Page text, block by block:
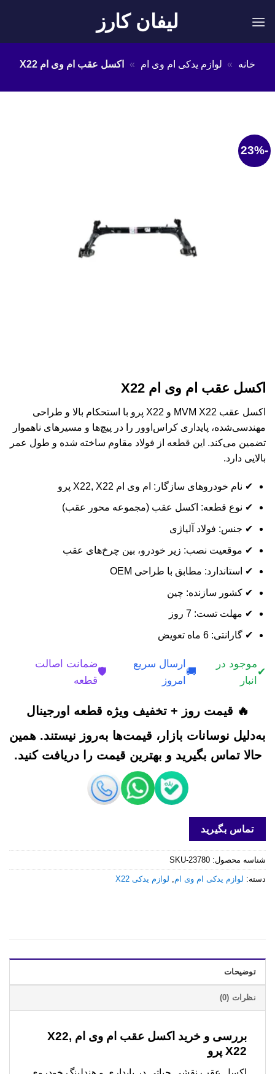
لیفان کارز
خانه » لوازم یدکی ام وی ام » اکسل عقب ام وی ام X22
-23%
اکسل عقب ام وی ام X22
اکسل عقب MVM X22 و X22 پرو با استحکام بالا و طراحی
مهندسی‌شده، پایداری کراس‌اوور را در پیچ‌ها و مسیرهای ناهموار
تضمین می‌کند. این قطعه از فولاد مقاوم ساخته شده و طول عمر
بالایی دارد.
✔ نام خودروهای سازگار: ام وی ام X22, X22 پرو
✔ نوع قطعه: اکسل عقب (مجموعه محور عقب)
✔ جنس: فولاد آلیاژی
✔ موقعیت نصب: زیر خودرو، بین چرخ‌های عقب
✔ استاندارد: مطابق با طراحی OEM
✔ کشور سازنده: چین
✔ مهلت تست: 7 روز
✔ گارانتی: 6 ماه تعویض
✔
موجود در
انبار
🚚
ارسال سریع
امروز
🛡️
ضمانت اصالت
قطعه
🔥 قیمت روز + تخفیف ویژه قطعه اورجینال
به‌دلیل نوسانات بازار، قیمت‌ها به‌روز نیستند. همین
حالا تماس بگیرید و بهترین قیمت را دریافت کنید.
تماس بگیرید
شناسه محصول: SKU-23780
دسته: لوازم یدکی ام وی ام, لوازم یدکی X22
توضیحات
نظرات (0)
بررسی و خرید
اکسل عقب ام وی ام X22,
X22 پرو